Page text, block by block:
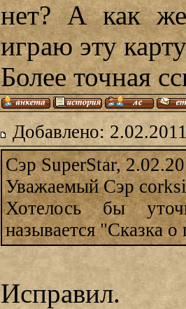
нет? А как
играю эту
Более точная
Добавлено:
Сэр SuperStar,
Уважаемый Сэр
Хотелось бы
называется "Сказка о
Исправил.